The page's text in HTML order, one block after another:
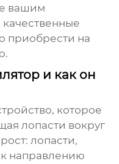
вашим
приобрести на
и как он
которое
лопасти вокруг
лопасти,
направлению